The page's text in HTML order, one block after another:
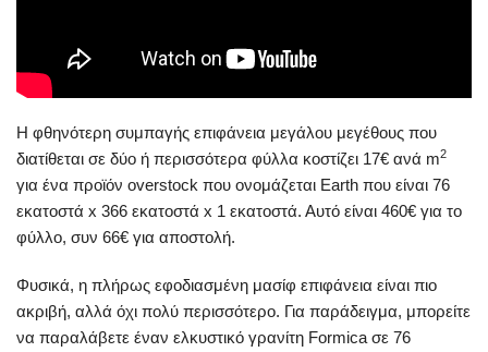
Η φθηνότερη συμπαγής επιφάνεια μεγάλου μεγέθους που
διατίθεται σε δύο ή περισσότερα φύλλα κοστίζει 17€ ανά m2
για ένα προϊόν overstock που ονομάζεται Earth που είναι 76
εκατοστά x 366 εκατοστά x 1 εκατοστά. Αυτό είναι 460€ για το
φύλλο, συν 66€ για αποστολή.
Φυσικά, η πλήρως εφοδιασμένη μασίφ επιφάνεια είναι πιο
ακριβή, αλλά όχι πολύ περισσότερο. Για παράδειγμα, μπορείτε
να παραλάβετε έναν ελκυστικό γρανίτη Formica σε 76